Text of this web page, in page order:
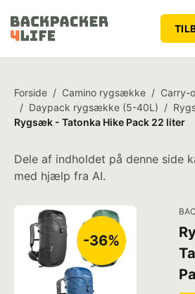
Forside / Camino rygsække / Carry-
/ Daypack rygsække (5-40L) /
Rygsæk - Tatonka Hike Pack 22 liter
Dele af indholdet på denne side
med hjælp fra AI.
-36%